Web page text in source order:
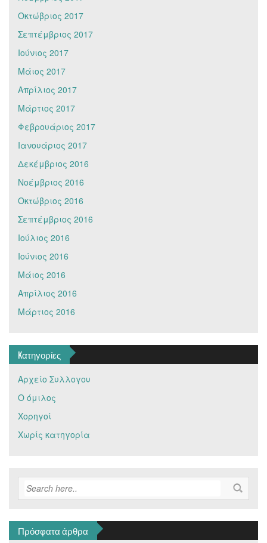
Οκτώβριος 2017
Σεπτέμβριος 2017
Ιούνιος 2017
Μάιος 2017
Απρίλιος 2017
Μάρτιος 2017
Φεβρουάριος 2017
Ιανουάριος 2017
Δεκέμβριος 2016
Νοέμβριος 2016
Οκτώβριος 2016
Σεπτέμβριος 2016
Ιούλιος 2016
Ιούνιος 2016
Μάιος 2016
Απρίλιος 2016
Μάρτιος 2016
Kατηγορίες
Αρχείο Συλλογου
Ο όμιλος
Χορηγοί
Χωρίς κατηγορία
Πρόσφατα άρθρα